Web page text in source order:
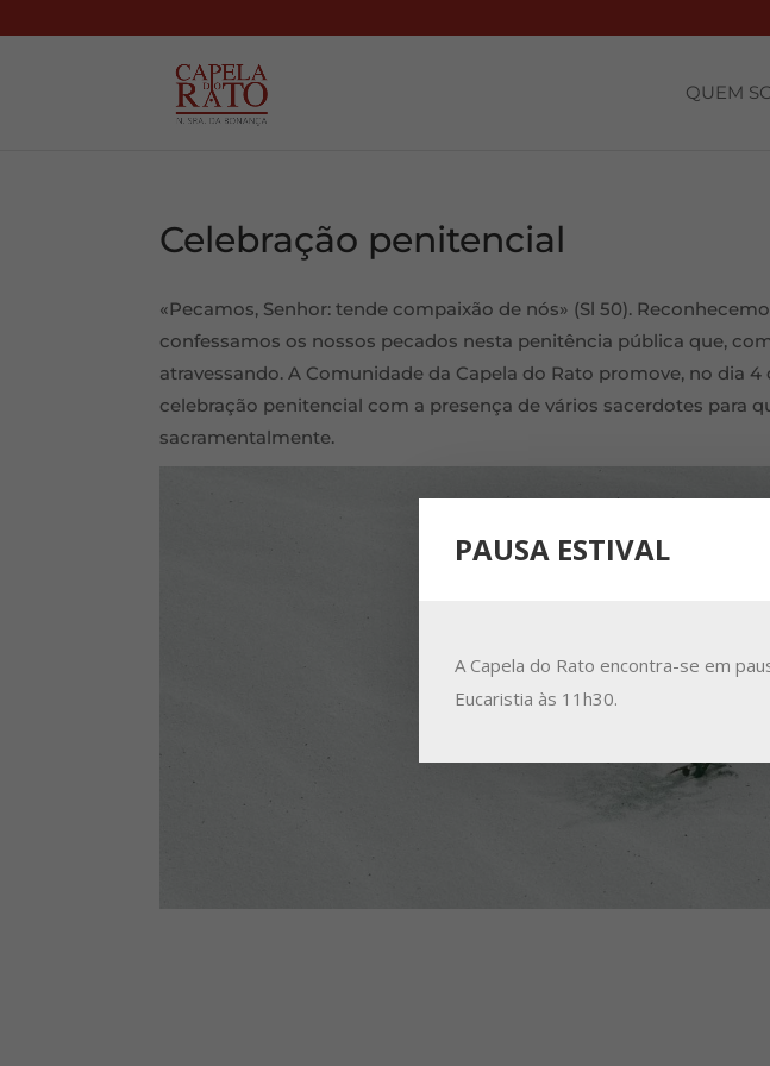
QUEM
Celebração penitencial
«Pecamos, Senhor: tende compaixão de nós» (Sl 50).
confessamos os nossos pecados nesta penitência pública que,
atravessando. A Comunidade da Capela do Rato promove, no dia 4
celebração penitencial com a presença de vários sacerdotes para
sacramentalmente.
PAUSA ESTIVAL
A Capela do Rato encontra-se em
Eucaristia às 11h30.